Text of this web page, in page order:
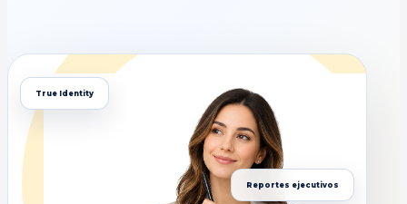
True Identity
Reportes ejecutivos